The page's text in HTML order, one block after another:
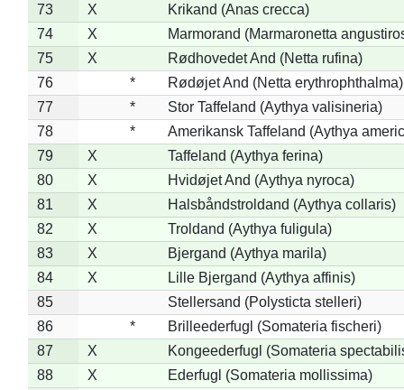
73
X
Krikand (Anas crecca)
74
X
Marmorand (Marmaronetta
75
X
Rødhovedet And (Netta rufina)
76
*
Rødøjet And (Netta erythrophthalma)
77
*
Stor Taffeland (Aythya valisineria)
78
*
Amerikansk Taffeland (Aythya
79
X
Taffeland (Aythya ferina)
80
X
Hvidøjet And (Aythya nyroca)
81
X
Halsbåndstroldand (Aythya collaris)
82
X
Troldand (Aythya fuligula)
83
X
Bjergand (Aythya marila)
84
X
Lille Bjergand (Aythya affinis)
85
Stellersand (Polysticta stelleri)
86
*
Brilleederfugl (Somateria fischeri)
87
X
Kongeederfugl (Somateria
88
X
Ederfugl (Somateria mollissima)